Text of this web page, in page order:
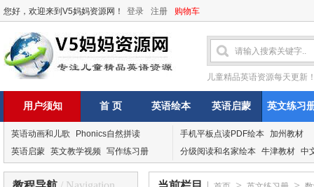
您好，欢迎来到V5妈妈资源网！ 登录 注册 购物车
儿童精品英语资源每天更新
用户须知 首 页 英语绘本 英语启蒙 英文练习
英语动画和儿歌
Phonics自然拼读
英语启蒙 英文教学视频 写作练习册
手机平板点读PDF绘本 加州教材
分级阅读和名家绘本 牛津教材 中